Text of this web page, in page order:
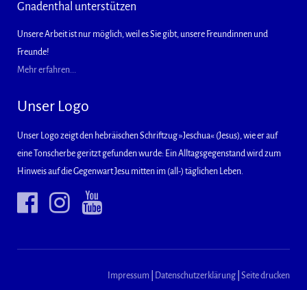
Gnadenthal unterstützen
Unsere Arbeit ist nur möglich, weil es Sie gibt, unsere Freundinnen und
Freunde!
Mehr erfahren...
Unser Logo
Unser Logo zeigt den hebräischen Schriftzug »Jeschua« (Jesus), wie er auf
eine Tonscherbe geritzt gefunden wurde: Ein Alltagsgegenstand wird zum
Hinweis auf die Gegenwart Jesu mitten im (all-) täglichen Leben.
Impressum Datenschutzerklärung Seite drucken